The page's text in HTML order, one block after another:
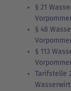
§ 21
§ 48
§ 113
Tarifstelle